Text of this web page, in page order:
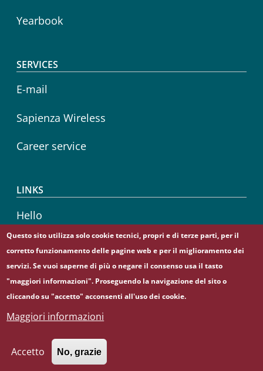
Yearbook
SERVICES
E-mail
Sapienza Wireless
Career service
LINKS
Hello
© Sapienza Università di Roma - Piazzale Aldo Moro 5,
02133771002
Questo sito utilizza solo cookie tecnici, propri e di terze parti, per il
corretto funzionamento delle pagine web e per il miglioramento dei
servizi. Se vuoi saperne di più o negare il consenso usa il tasto
"maggiori informazioni". Proseguendo la navigazione del sito o
cliccando su "accetto" acconsenti all'uso dei cookie.
Maggiori informazioni
Accetto No, grazie